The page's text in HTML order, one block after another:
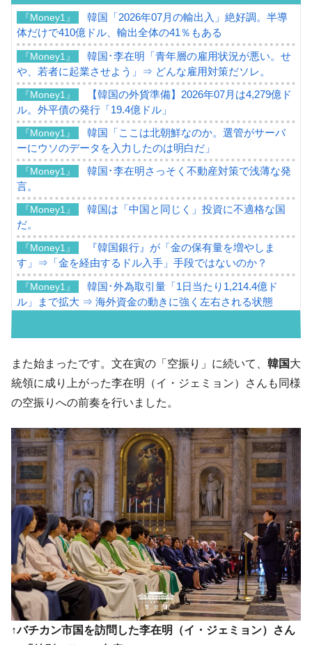
『Money1』
韓国「2026年07月の輸出入」絶好調。半導
体だけで410億ドル、輸出全体の41％もある
『Money1』
韓国･李在明「青年層の雇用状況が悪い。せ
や、若者に起業させよう」⇒ どんな雇用対策だソレ。
『Money1』
【韓国の外貨準備】2026年07月は4,279億ド
ル。外平債の発行「19.4億ドル」
『Money1』
韓国「ここは北朝鮮なのか。選管がサーバ
ーにウソのデータを入力したのは明白だ」
『Money1』
韓国･李在明さっそく不動産対策で浅薄な発
言。
『Money1』
韓国は「中国と同じく」投資に不適格な国
だ。
『Money1』
『韓国銀行』が「金の保有量を増やしま
す」⇒「金を経由するドル入手」手段ではないのか？
『Money1』
韓国･外為取引量「1日当たり1,214.4億ド
ル」まで拡大 ⇒ 海外資金の動きに強く左右される状態
い「50.5％」に上昇
『Money1』
韓国大統領府ボンクラ政策室長が告発され
た ⇒ 国家が行った恐るべき株価操作であり、空前の国政壟
動」
『Money1』
中国だけが鉄鋼輸出を異常増加させる ⇒ 中
国の過剰生産が世界を蝕む。
『Money1』
韓国製造業「半導体絶好調」のウラで他業
種は全般的「不調」⇒ PSIが示す現況は決して良くない。
『Money1』
【米韓激突案件】韓国消費者院が『クーパ
ン』1人当たり賠償10万ウォンを認定 ⇒ 総額3兆7,000億
『Money1』 韓国で猛暑。南東部では干ばつ
『Money1』
韓国型イージス搭載の次世代駆逐艦
「KDDX」1番艦、2032年竣工と公示
『Money1』
【対日本円】ウォン安が急進！ 日米の協調
また始まったです。文在寅の「空振り」に続いて、 韓国大
統領に成り上がった李在明（イ・ジェミョン）さんも同様
の空振りへの前奏を行いました。
↑バチカン市国を訪問した李在明（イ・ジェミョン）さん